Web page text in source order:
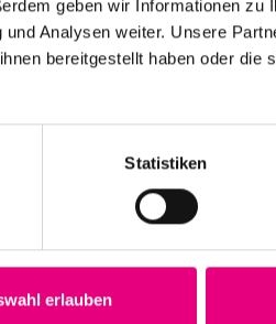
geben wir Informationen zu
Analysen weiter. Unsere
bereitgestellt haben oder die
Statistiken
erlauben